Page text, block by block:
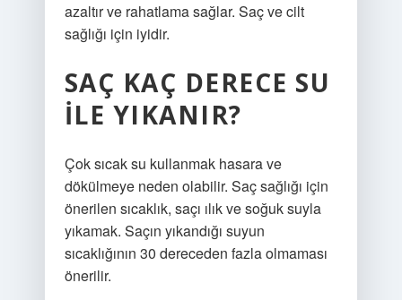
azaltır ve rahatlama sağlar. Saç ve cilt
sağlığı için iyidir.
SAÇ KAÇ DERECE SU
ILE YIKANIR?
Çok sıcak su kullanmak hasara ve
dökülmeye neden olabilir. Saç sağlığı için
önerilen sıcaklık, saçı ılık ve soğuk suyla
yıkamak. Saçın yıkandığı suyun
sıcaklığının 30 dereceden fazla olmaması
önerilir.